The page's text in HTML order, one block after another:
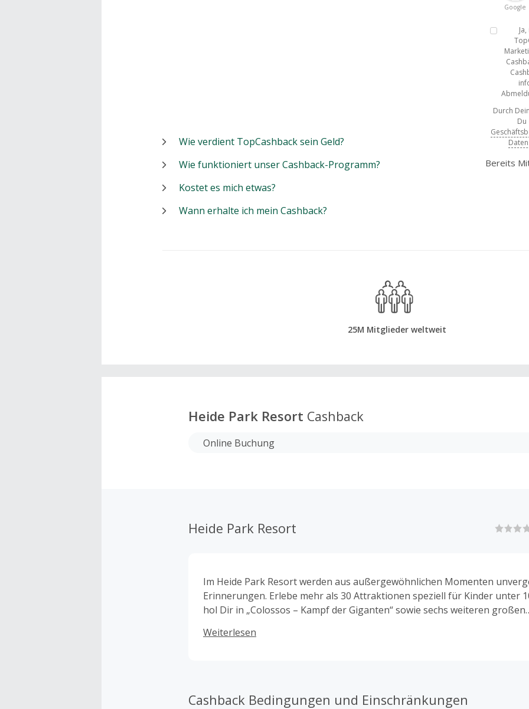
Google
Durch
Bereits
Wie verdient TopCashback sein Geld?
Wie funktioniert unser Cashback-Programm?
Kostet es mich etwas?
Wann erhalte ich mein Cashback?
25M Mitglieder weltweit
Heide Park Resort Cashback
Online Buchung
Heide Park Resort
Im Heide Park Resort werden aus außergewöhnlichen Momenten
Erinnerungen. Erlebe mehr als 30 Attraktionen speziell für Kinder unter
hol Dir in „Colossos – Kampf der Giganten“ sowie sechs weiteren großen
rund um DreamWorks „Drachenzähmen leicht gemacht“ und werden zu
Weiterlesen
Cashback Bedingungen und Einschränkungen